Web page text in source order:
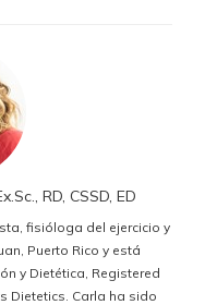
RD, CSSD, ED
fisióloga del ejercicio y
Puerto Rico y está
y Dietética, Registered
Dietetics. Carla ha sido